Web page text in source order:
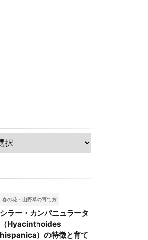
春の花・山野草の育て方
シラー・カンパニュラータ
（Hyacinthoides
hispanica）の特徴と育て